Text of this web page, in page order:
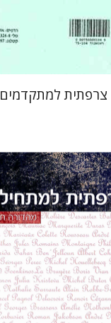
$18
צרפתית למתקדמים
שור